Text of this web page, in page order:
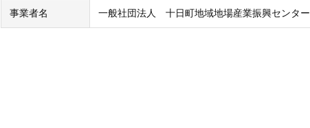
事業者名 一般社団法人 十日町地域地場産業振興センター